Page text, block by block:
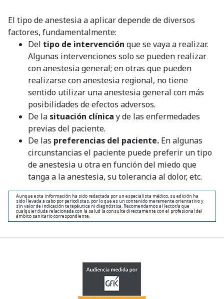
El tipo de anestesia a aplicar depende de diversos
factores, fundamentalmente:
Del tipo de intervención que se vaya a realizar.
Algunas intervenciones solo se pueden realizar
con anestesia general; en otras que pueden
realizarse con anestesia regional, no tiene
sentido utilizar una anestesia general con más
posibilidades de efectos adversos.
De la situación clínica y de las enfermedades
previas del paciente.
De las preferencias del paciente. En algunas
circunstancias el paciente puede preferir un tipo
de anestesia u otra en función del miedo que
tanga a la anestesia, su tolerancia al dolor, etc.
Aunque esta información ha sido redactada por un especialista médico, su edición ha
sido llevada a cabo por periodistas, por lo que es un contenido meramente orientativo y
sin valor de indicación terapéutica ni diagnóstica. Recomendamos al lector/a que
cualquier duda relacionada con la salud la consulte directamente con el profesional del
ámbito sanitario correspondiente.